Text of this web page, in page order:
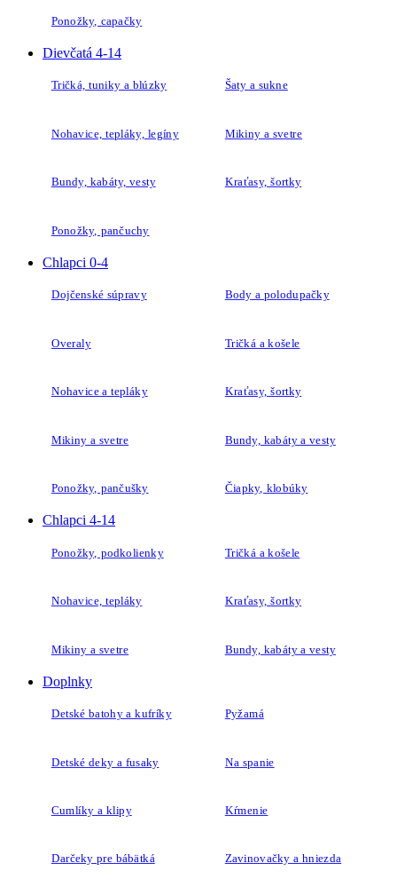
Ponožky, capačky
Dievčatá 4-14
Tričká, tuniky a blúzky Šaty a sukne
Nohavice, tepláky, legíny Mikiny a svetre
Bundy, kabáty, vesty Kraťasy, šortky
Ponožky, pančuchy
Chlapci 0-4
Dojčenské súpravy Body a polodupačky
Overaly Tričká a košele
Nohavice a tepláky Kraťasy, šortky
Mikiny a svetre Bundy, kabáty a vesty
Ponožky, pančušky Čiapky, klobúky
Chlapci 4-14
Ponožky, podkolienky Tričká a košele
Nohavice, tepláky Kraťasy, šortky
Mikiny a svetre Bundy, kabáty a vesty
Doplnky
Detské batohy a kufríky Pyžamá
Detské deky a fusaky Na spanie
Cumlíky a klipy Kŕmenie
Darčeky pre bábätká Zavinovačky a hniezda